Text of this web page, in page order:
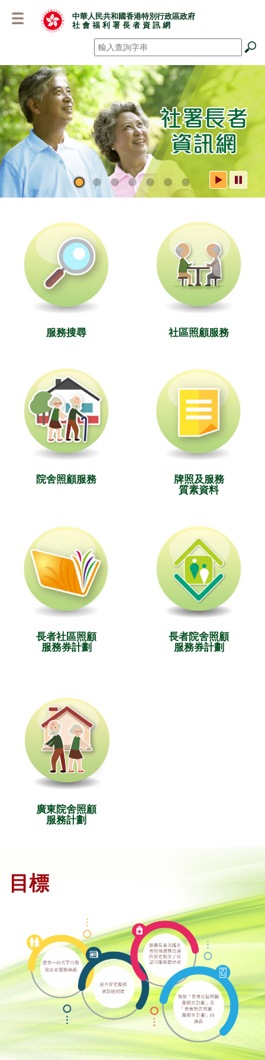
容
中華人民共和國香港特別行政區政府
社 會 福 利 署 長 者 資 訊 網
搜尋 *
社署長者資訊網
服務搜尋 社區照顧服務
院舍照顧服務
牌照及服務
質素資料
長者社區照顧
服務券計劃
長者院舍照顧
服務券計劃
廣東院舍照顧
服務計劃
目標